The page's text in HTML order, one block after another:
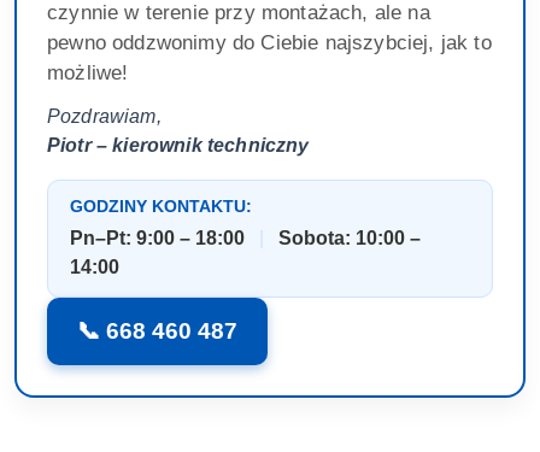
czynnie w terenie przy montażach, ale na
pewno oddzwonimy do Ciebie najszybciej, jak to
możliwe!
Pozdrawiam,
Piotr – kierownik techniczny
GODZINY KONTAKTU:
Pn–Pt: 9:00 – 18:00
Sobota: 10:00 –
14:00
📞 668 460 487